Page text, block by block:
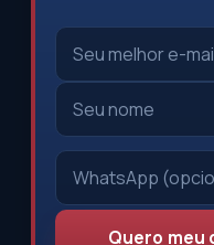
Quero